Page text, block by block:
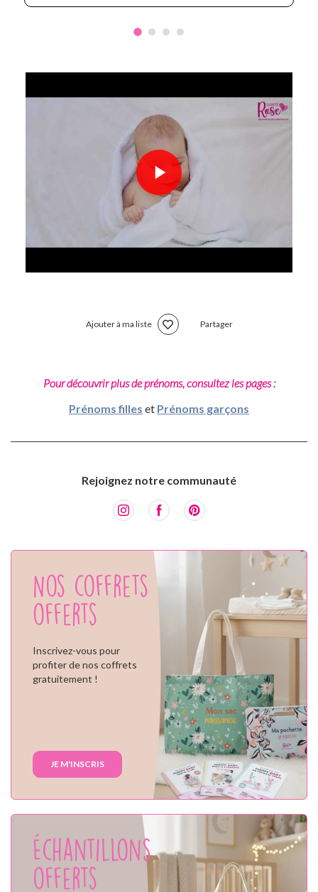
Ajouter à ma liste Partager
Pour découvrir plus de prénoms, consultez les pages :
Prénoms filles et Prénoms garçons
Rejoignez notre communauté
Nos coffrets
offerts
Inscrivez-vous pour
profiter de nos coffrets
gratuitement !
JE M'INSCRIS
Échantillons
offerts